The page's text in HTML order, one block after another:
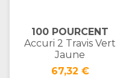
100 POURCENT
Accuri 2 Travis Vert
Jaune
Prix
67,32 €